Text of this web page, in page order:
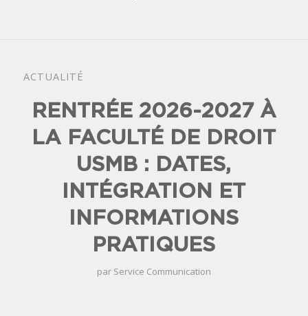
ACTUALITÉ
RENTRÉE 2026-2027 À
LA FACULTÉ DE DROIT
USMB : DATES,
INTÉGRATION ET
INFORMATIONS
PRATIQUES
par Service Communication